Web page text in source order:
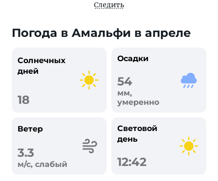
Следить
Погода в Амальфи в апреле
Солнечных
дней
18
Осадки
54
мм,
умеренно
Ветер
3.3
м/с, слабый
Световой
день
12:42